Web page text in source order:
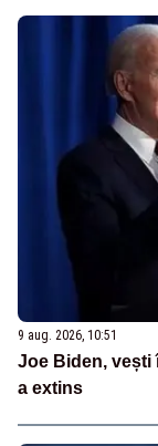
9 aug. 2026, 10:51
Joe Biden, vești
a extins